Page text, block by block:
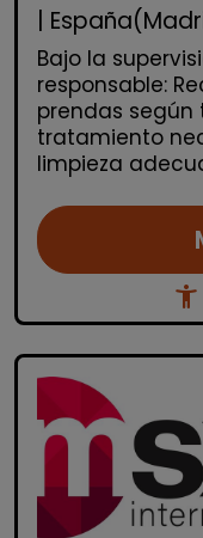
|
Bajo la
responsable:
prendas según
tratamiento
limpieza
accessibility_new